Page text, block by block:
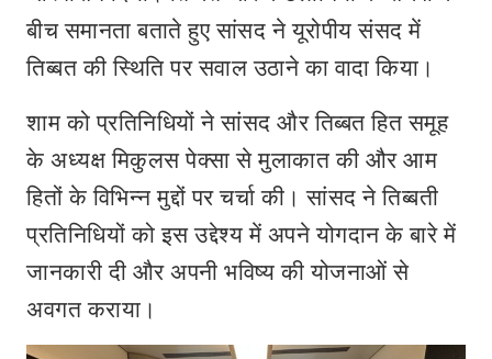
बीच समानता बताते हुए सांसद ने यूरोपीय संसद में
तिब्बत की स्थिति पर सवाल उठाने का वादा किया।
शाम को प्रतिनिधियों ने सांसद और तिब्बत हित समूह
के अध्यक्ष मिकुलस पेक्सा से मुलाकात की और आम
हितों के विभिन्न मुद्दों पर चर्चा की। सांसद ने तिब्बती
प्रतिनिधियों को इस उद्देश्य में अपने योगदान के बारे में
जानकारी दी और अपनी भविष्य की योजनाओं से
अवगत कराया।